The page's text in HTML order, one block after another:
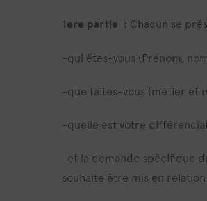
1ere partie : Chacun se
-qui êtes-vous (Prénom,
-que faites-vous (métier et
-quelle est votre
-et la demande spécifique
souhaite être mis en